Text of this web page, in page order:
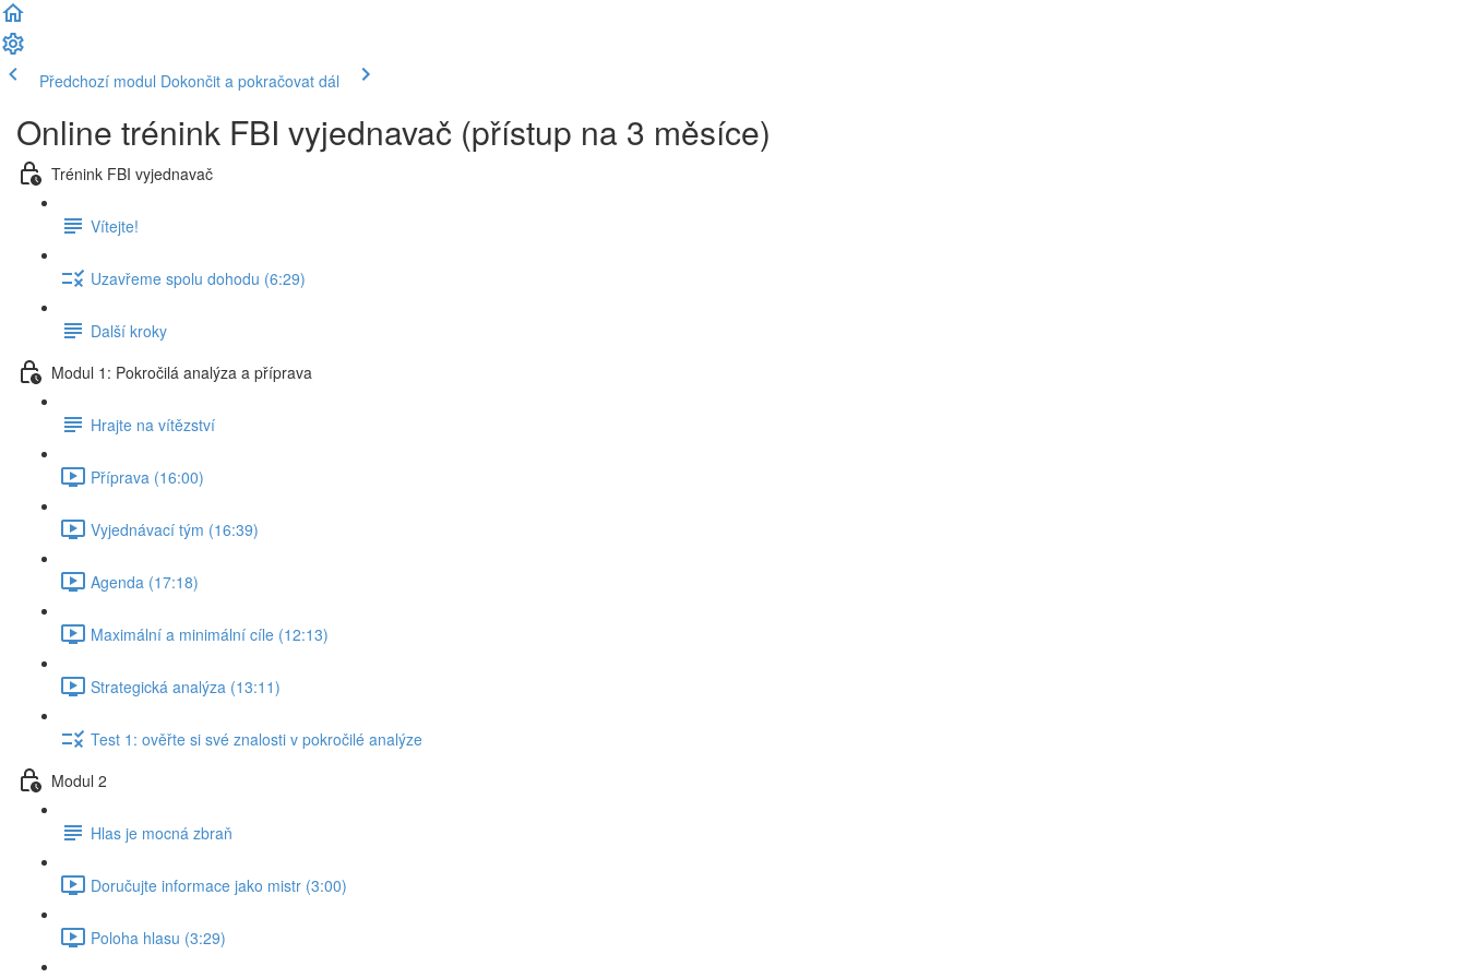
Předchozí modul Dokončit a pokračovat dál
Online trénink FBI vyjednavač (přístup na 3 měsíce)
Trénink FBI vyjednavač
Vítejte!
Uzavřeme spolu dohodu (6:29)
Další kroky
Modul 1: Pokročilá analýza a příprava
Hrajte na vítězství
Příprava (16:00)
Vyjednávací tým (16:39)
Agenda (17:18)
Maximální a minimální cíle (12:13)
Strategická analýza (13:11)
Test 1: ověřte si své znalosti v pokročilé analýze
Modul 2
Hlas je mocná zbraň
Doručujte informace jako mistr (3:00)
Poloha hlasu (3:29)